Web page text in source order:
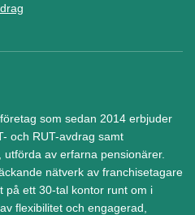
som sedan 2014 erbjuder
och RUT-avdrag samt
av erfarna pensionärer.
nätverk av franchisetagare
på ett 30-tal kontor runt om i
flexibilitet och engagerad,